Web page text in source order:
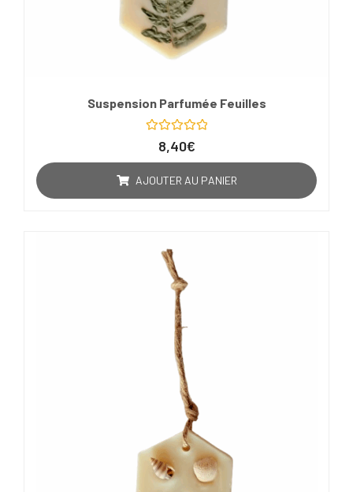
Suspension Parfumée Feuilles
Note
sur
5
8,40€
AJOUTER AU PANIER